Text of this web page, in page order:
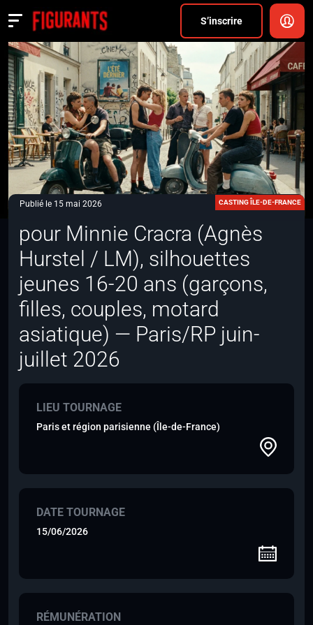
S’inscrire
Actualités
ANNONCER
FAQ
S’inscrire
CONNEXION
Publié le 15 mai 2026
CASTING ÎLE-DE-FRANCE
pour Minnie Cracra (Agnès
Hurstel / LM), silhouettes
jeunes 16-20 ans (garçons,
filles, couples, motard
asiatique) — Paris/RP juin-
juillet 2026
LIEU TOURNAGE
Paris et région parisienne (Île-de-France)
DATE TOURNAGE
15/06/2026
RÉMUNÉRATION